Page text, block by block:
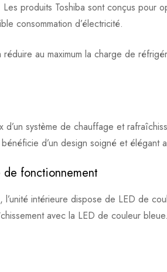
produits Toshiba sont conçus pour
consommation d’électricité.
au maximum la charge de
d’un système de chauffage et
d’un design soigné et élégant
de fonctionnement
intérieure dispose de LED de
avec la LED de couleur bleue.